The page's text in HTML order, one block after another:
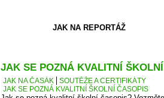
JAK NA REPORTÁŽ
JAK SE POZNÁ KVALITNÍ
JAK NA ČASÁK
SOUTĚŽE A CERTIFIKÁTY
JAK SE POZNÁ KVALITNÍ ŠKOLNÍ ČASOPIS